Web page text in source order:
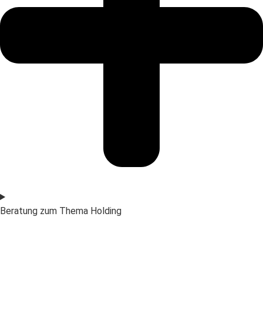
Beratung zum Thema Holding